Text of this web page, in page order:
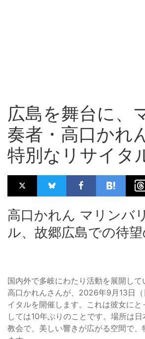
広島を舞台に、
奏者・高口かれ
特別なリサイタ
高口かれん マリンバ
ル、故郷広島での待
国内外で多岐にわたり活動を展開し
高口かれんさんが、2026年9月13日
イタルを開催します。これは彼女にと
しては10年ぶりのことです。場所は
教会で、美しい響きが広がる空間で